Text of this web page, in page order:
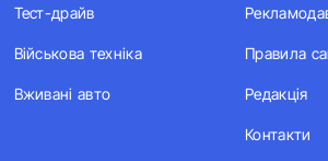
Тест-драйв
Військова техніка
Вживані авто
Правила
Редакція
Контакти